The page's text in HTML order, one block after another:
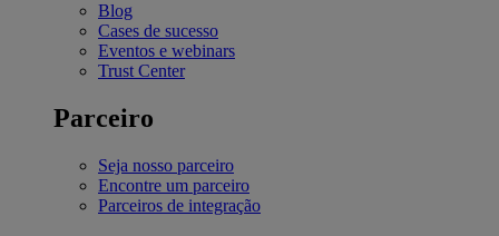
Blog
Cases de sucesso
Eventos e webinars
Trust Center
Parceiro
Seja nosso parceiro
Encontre um parceiro
Parceiros de integração